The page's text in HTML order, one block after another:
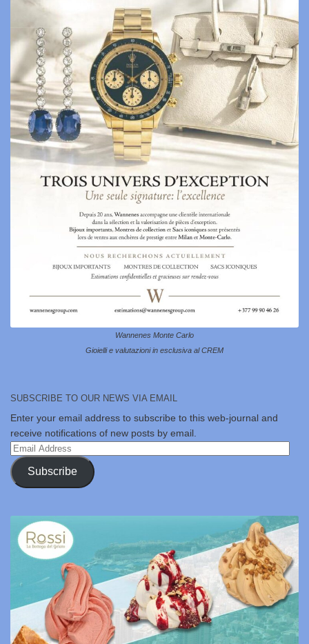
Wannenes Monte Carlo
Gioielli e valutazioni in esclusiva al CREM
SUBSCRIBE TO OUR NEWS VIA EMAIL
Enter your email address to subscribe to this web-journal and
receive notifications of new posts by email.
Email
Address
Subscribe